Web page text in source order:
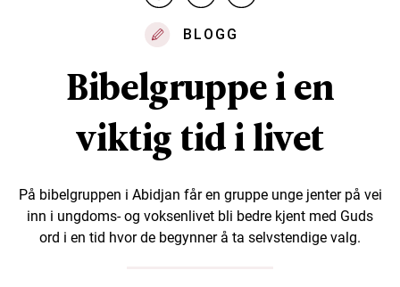
BLOGG
Bibelgruppe i en
viktig tid i livet
På bibelgruppen i Abidjan får en gruppe unge jenter på vei
inn i ungdoms- og voksenlivet bli bedre kjent med Guds
ord i en tid hvor de begynner å ta selvstendige valg.